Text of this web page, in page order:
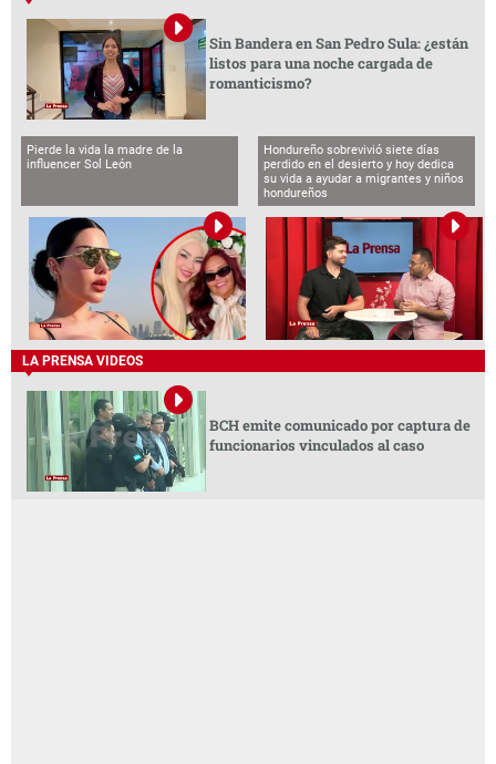
Sin Bandera en San Pedro Sula: ¿están
listos para una noche cargada de
romanticismo?
Pierde la vida la madre de la
influencer Sol León
Hondureño sobrevivió siete días
perdido en el desierto y hoy dedica
su vida a ayudar a migrantes y niños
hondureños
LA PRENSA VIDEOS
BCH emite comunicado por captura de
funcionarios vinculados al caso